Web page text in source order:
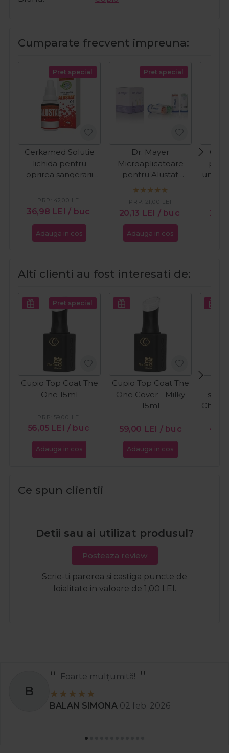
Cumparate frecvent impreuna:
Pret special
Cerkamed Solutie
lichida pentru
oprirea sangerarii
36,98 LEI / buc
PRP: 42,00 LEI
Adauga in cos
Pret special
Dr. Mayer
Microaplicatoare
pentru Alustat
100buc
20,13 LEI / buc
PRP: 21,00 LEI
Adauga in cos
unghii
Alti clienti au fost interesati de:
Pret special
Cupio Top Coat The
One 15ml
56,05 LEI / buc
PRP: 59,00 LEI
Adauga in cos
Cupio Top Coat The
One Cover - Milky
15ml
59,00 LEI / buc
Adauga in cos
Ce spun clientii
Detii sau ai utilizat produsul?
Posteaza review
Scrie-ti parerea si castiga puncte de
loialitate in valoare de 1,00 LEI.
B
Foarte mulțumită!
BALAN SIMONA 02 feb. 2026